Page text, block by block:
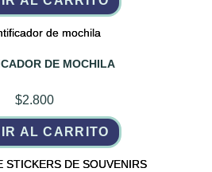
DE MOCHILA
$2.800
AL CARRITO